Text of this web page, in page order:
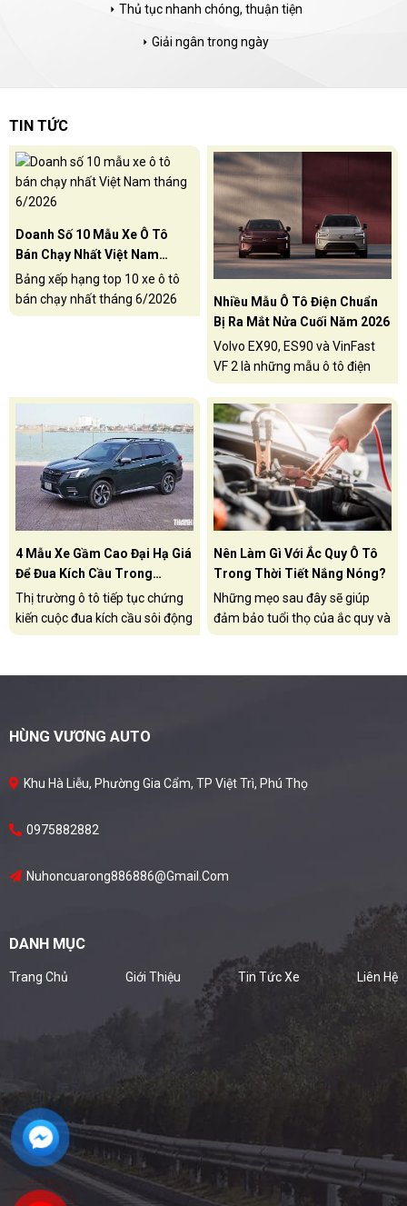
arrow_right Thủ tục nhanh chóng, thuận tiện
arrow_right Giải ngân trong ngày
TIN TỨC
Doanh Số 10 Mẫu Xe Ô Tô
Bán Chạy Nhất Việt Nam
Tháng 6/2026
Bảng xếp hạng top 10 xe ô tô
bán chạy nhất tháng 6/2026
tại thị trường Việt Nam, VinFast
Nhiều Mẫu Ô Tô Điện Chuẩn
Bị Ra Mắt Nửa Cuối Năm 2026
Volvo EX90, ES90 và VinFast
VF 2 là những mẫu ô tô điện
được ấn định ra mắt tại thị
trường Việt Nam trong nửa
cuối năm 2026.
4 Mẫu Xe Gầm Cao Đại Hạ Giá
Để Đua Kích Cầu Trong
Tháng 7/2026
Thị trường ô tô tiếp tục chứng
kiến cuộc đua kích cầu sôi động
trong tháng 7.2026. Đáng chú
được đại lý và hãng xe áp dụng
thấy, thậm chí ngang với các
Nên Làm Gì Với Ắc Quy Ô Tô
Trong Thời Tiết Nắng Nóng?
Những mẹo sau đây sẽ giúp
đảm bảo tuổi thọ của ắc quy và
giúp xe của bạn luôn khởi động
mặt với các đợt nắng nóng.
HÙNG VƯƠNG AUTO
Khu Hà Liễu, Phường Gia Cẩm, TP Việt Trì, Phú Thọ
0975882882
Nuhoncuarong886886@gmail.com
DANH MỤC
Trang Chủ Giới Thiệu Tin Tức Xe Liên Hệ